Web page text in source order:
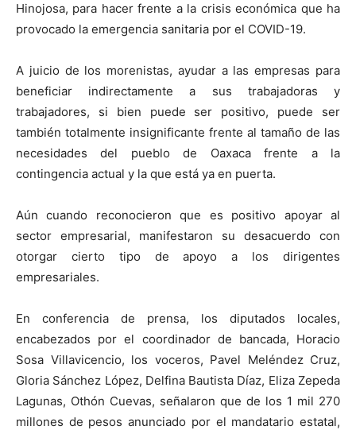
Hinojosa, para hacer frente a la crisis económica que ha
provocado la emergencia sanitaria por el COVID-19.
A juicio de los morenistas, ayudar a las empresas para
beneficiar indirectamente a sus trabajadoras y
trabajadores, si bien puede ser positivo, puede ser
también totalmente insignificante frente al tamaño de las
necesidades del pueblo de Oaxaca frente a la
contingencia actual y la que está ya en puerta.
Aún cuando reconocieron que es positivo apoyar al
sector empresarial, manifestaron su desacuerdo con
otorgar cierto tipo de apoyo a los dirigentes
empresariales.
En conferencia de prensa, los diputados locales,
encabezados por el coordinador de bancada, Horacio
Sosa Villavicencio, los voceros, Pavel Meléndez Cruz,
Gloria Sánchez López, Delfina Bautista Díaz, Eliza Zepeda
Lagunas, Othón Cuevas, señalaron que de los 1 mil 270
millones de pesos anunciado por el mandatario estatal,